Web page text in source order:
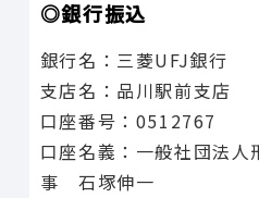
◎銀行振込
銀行名：三菱UFJ銀行
支店名：品川駅前支店
口座番号：0512767
口座名義：一般社団法
事 石塚伸一